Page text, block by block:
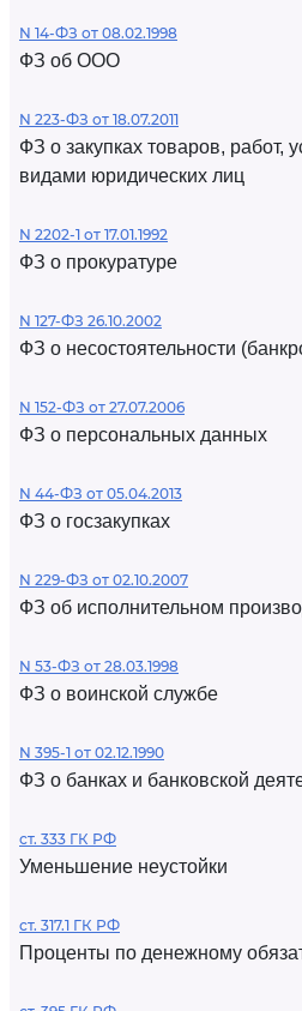
N 14-ФЗ от 08.02.1998
ФЗ об ООО
N 223-ФЗ от 18.07.2011
ФЗ о закупках товаров, работ,
видами юридических лиц
N 2202-1 от 17.01.1992
ФЗ о прокуратуре
N 127-ФЗ 26.10.2002
ФЗ о несостоятельности
N 152-ФЗ от 27.07.2006
ФЗ о персональных данных
N 44-ФЗ от 05.04.2013
ФЗ о госзакупках
N 229-ФЗ от 02.10.2007
ФЗ об исполнительном
N 53-ФЗ от 28.03.1998
ФЗ о воинской службе
N 395-1 от 02.12.1990
ФЗ о банках и банковской
ст. 333 ГК РФ
Уменьшение неустойки
ст. 317.1 ГК РФ
Проценты по денежному